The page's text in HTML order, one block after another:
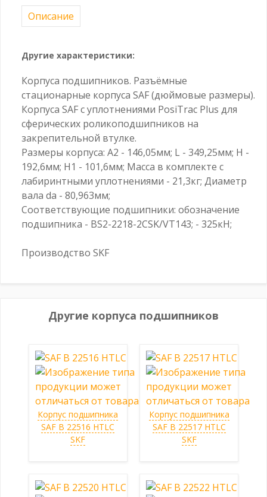
Описание
Другие характеристики:
Корпуса подшипников. Разъёмные
стационарные корпуса SAF (дюймовые размеры).
Корпуса SAF с уплотнениями PosiTrac Plus для
сферических роликоподшипников на
закрепительной втулке.
Размеры корпуса: A2 - 146,05мм; L - 349,25мм; H -
192,6мм; H1 - 101,6мм; Масса в комплекте с
лабиринтными уплотнениями - 21,3кг; Диаметр
вала da - 80,963мм;
Соответствующие подшипники: обозначение
подшипника - BS2-2218-2CSK/VT143; - 325кН;
Производство SKF
Другие корпуса подшипников
Корпус подшипника
SAF B 22516 HTLC
SKF
Корпус подшипника
SAF B 22517 HTLC
SKF